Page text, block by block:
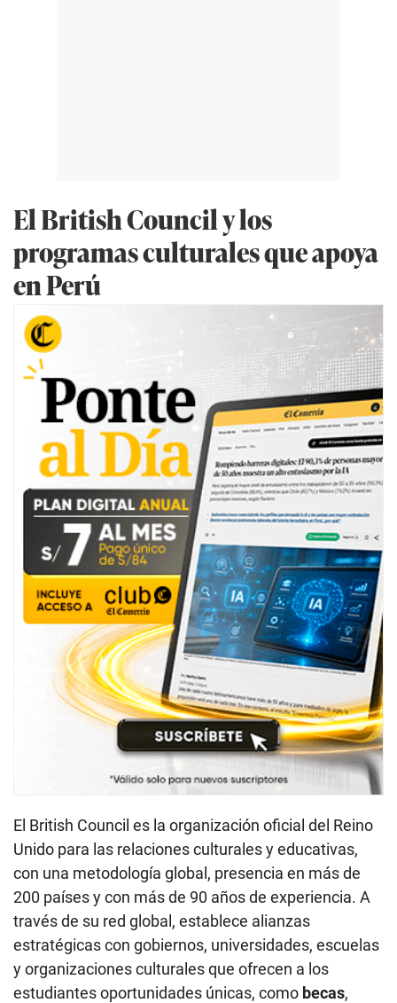
El British Council y los
programas culturales que apoya
en Perú
El British Council es la organización oficial del Reino
Unido para las relaciones culturales y educativas,
con una metodología global, presencia en más de
200 países y con más de 90 años de experiencia. A
través de su red global, establece alianzas
estratégicas con gobiernos, universidades, escuelas
y organizaciones culturales que ofrecen a los
estudiantes oportunidades únicas, como becas,